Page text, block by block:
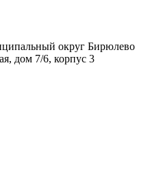
округ Бирюлево
дом 7/6, корпус 3